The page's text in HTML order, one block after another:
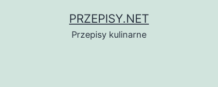
PRZEPISY.NET
Przepisy kulinarne